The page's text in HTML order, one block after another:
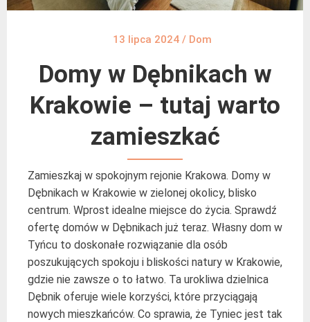
13 lipca 2024/ Dom
Domy w Dębnikach w
Krakowie – tutaj warto
zamieszkać
Zamieszkaj w spokojnym rejonie Krakowa. Domy w
Dębnikach w Krakowie w zielonej okolicy, blisko
centrum. Wprost idealne miejsce do życia. Sprawdź
ofertę domów w Dębnikach już teraz. Własny dom w
Tyńcu to doskonałe rozwiązanie dla osób
poszukujących spokoju i bliskości natury w Krakowie,
gdzie nie zawsze o to łatwo. Ta urokliwa dzielnica
Dębnik oferuje wiele korzyści, które przyciągają
nowych mieszkańców. Co sprawia, że Tyniec jest tak